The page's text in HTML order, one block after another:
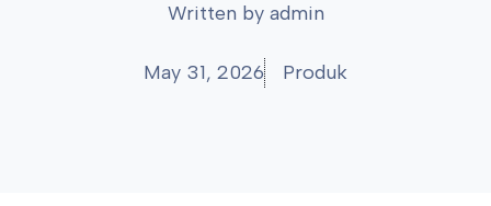
Written by admin
May 31, 2026 Produk